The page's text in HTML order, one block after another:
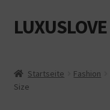
Zur
Navigation
Zum
Inhalt
LUXUSLOVE
Cookie-Richtlinie (EU)
Startseite Fashion
Size